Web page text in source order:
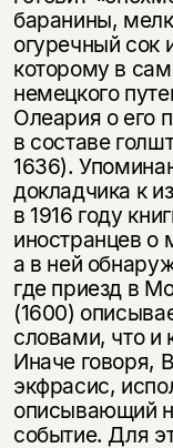
баранины,
огуречный
которому в
немецкого
Олеария о его
в составе
1636).
докладчика к
в 1916 году
иностранцев о
а в ней
где приезд в
(1600)
словами, что и
Иначе говоря,
экфрасис,
описывающий
событие. Для